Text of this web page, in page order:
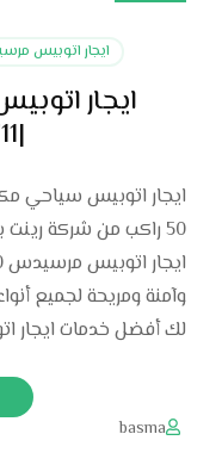
ايجار اتوبيس مرسيدس
|01101727711
ايجار اتوبيس سياحي
وآمنة ومريحة لجميع
لك أفضل خدمات ايجار
basma